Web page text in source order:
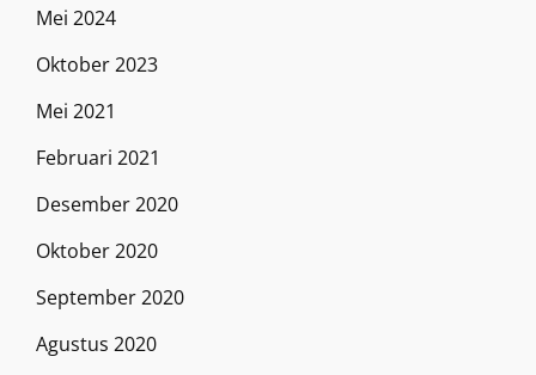
Mei 2024
Oktober 2023
Mei 2021
Februari 2021
Desember 2020
Oktober 2020
September 2020
Agustus 2020